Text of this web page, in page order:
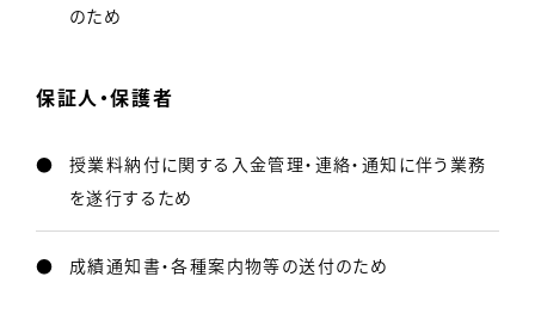
のため
保証人・保護者
授業料納付に関する入金管理・連絡・通知に伴う業務
を遂行するため
成績通知書・各種案内物等の送付のため